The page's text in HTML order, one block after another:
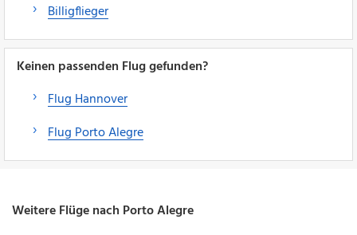
Billigflieger
Keinen passenden Flug gefunden?
Flug Hannover
Flug Porto Alegre
Weitere Flüge nach Porto Alegre